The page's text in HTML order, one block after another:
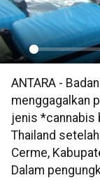
Play
ANTARA -
menggagalkan
jenis *cannabis
Thailand
Cerme,
Dalam